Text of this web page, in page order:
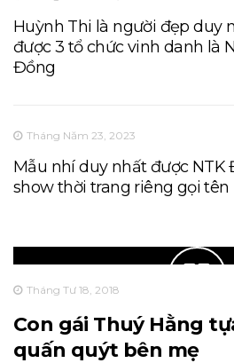
Huỳnh Thi là người đẹp duy
được 3 tổ chức vinh danh là
Đồng
Tháng Năm 23, 2023
Mẫu nhí duy nhất được NTK
show thời trang riêng gọi tên
Tháng Tư 18, 2018
Con gái Thuý Hằng
quấn quýt bên mẹ